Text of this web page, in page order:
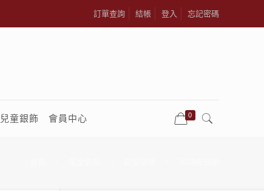
訂單查詢 結帳 登入 忘記密碼
兒童銀飾 會員中心 0